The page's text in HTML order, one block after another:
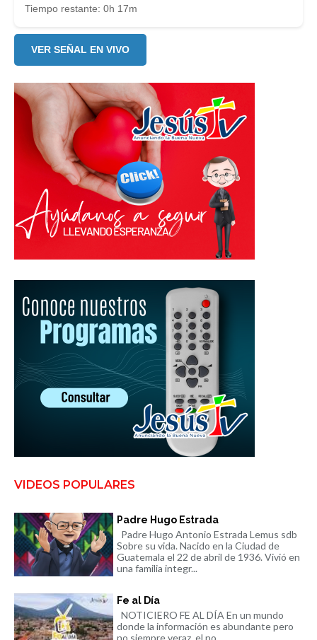
Tiempo restante: 0h 17m
VER SEÑAL EN VIVO
VIDEOS POPULARES
Padre Hugo Estrada
Padre Hugo Antonio Estrada Lemus sdb
Sobre su vida. Nacido en la Ciudad de
Guatemala el 22 de abril de 1936. Vivió en
una familia integr...
Fe al Día
NOTICIERO FE AL DÍA En un mundo
donde la información es abundante pero